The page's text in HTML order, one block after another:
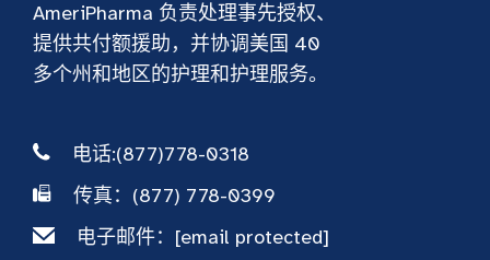
AmeriPharma 负责处理事先授权、
提供共付额援助，并协调美国 40
多个州和地区的护理和护理服务。
电话:(877)778-0318
传真：(877) 778-0399
电子邮件： [email protected]